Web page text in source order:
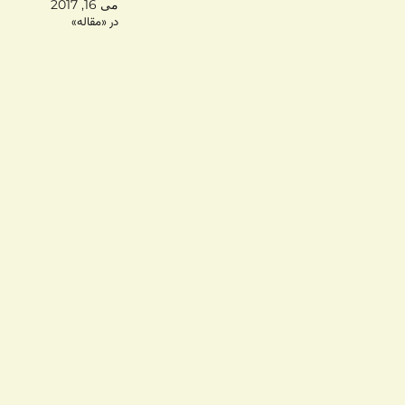
خبرگزاری مهر دیروز یک
منتشر کرد که…
می 16, 2017
در «مقاله»